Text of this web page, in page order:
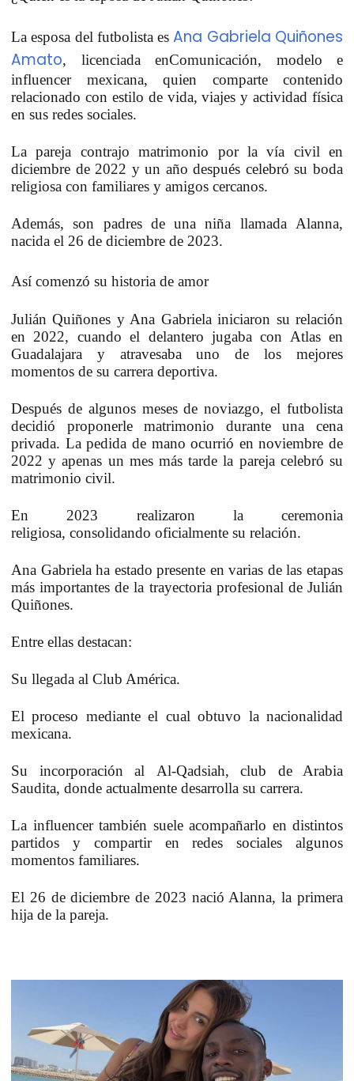
La esposa del futbolista es Ana Gabriela Quiñones
Amato, licenciada enComunicación, modelo e
influencer mexicana, quien comparte contenido
relacionado con estilo de vida, viajes y actividad física
en sus redes sociales.
La pareja contrajo matrimonio por la vía civil en
diciembre de 2022 y un año después celebró su boda
religiosa con familiares y amigos cercanos.
Además, son padres de una niña llamada Alanna,
nacida el 26 de diciembre de 2023.
Así comenzó su historia de amor
Julián Quiñones y Ana Gabriela iniciaron su relación
en 2022, cuando el delantero jugaba con Atlas en
Guadalajara y atravesaba uno de los mejores
momentos de su carrera deportiva.
Después de algunos meses de noviazgo,el futbolista
decidió proponerle matrimonio durante una cena
privada. La pedida de mano ocurrió en noviembre de
2022 y apenas un mes más tarde la pareja celebró su
matrimonio civil.
En 2023 realizaron la ceremonia
religiosa, consolidando oficialmente su relación.
Ana Gabriela ha estado presente en varias de las etapas
más importantes de la trayectoria profesional de Julián
Quiñones.
Entre ellas destacan:
Su llegada al Club América.
El proceso mediante el cual obtuvo la nacionalidad
mexicana.
Su incorporación al Al-Qadsiah, club de Arabia
Saudita, donde actualmente desarrolla su carrera.
La influencertambién suele acompañarlo en distintos
partidos y compartir en redes sociales algunos
momentos familiares.
El 26 de diciembre de 2023 nació Alanna, la primera
hija de la pareja.